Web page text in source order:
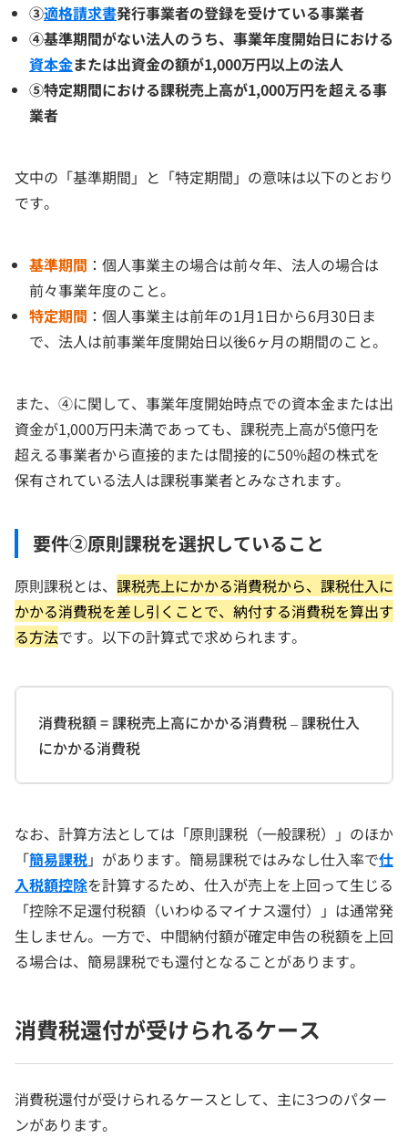
③適格請求書発行事業者の登録を受けている事業者
④基準期間がない法人のうち、事業年度開始日における
資本金または出資金の額が1,000万円以上の法人
⑤特定期間における課税売上高が1,000万円を超える事
業者
文中の「基準期間」と「特定期間」の意味は以下のとおり
です。
基準期間 ：個人事業主の場合は前々年、法人の場合は
前々事業年度のこと。
特定期間 ：個人事業主は前年の1月1日から6月30日ま
で、法人は前事業年度開始日以後6ヶ月の期間のこと。
また、④に関して、事業年度開始時点での資本金または出
資金が1,000万円未満であっても、課税売上高が5億円を
超える事業者から直接的または間接的に50%超の株式を
保有されている法人は課税事業者とみなされます。
要件②原則課税を選択していること
原則課税とは、 課税売上にかかる消費税から、課税仕入に
かかる消費税を差し引くことで、納付する消費税を算出す
る方法です。以下の計算式で求められます。
消費税額 = 課税売上高にかかる消費税 – 課税仕入
にかかる消費税
なお、計算方法としては「原則課税（一般課税）」のほか
「簡易課税」があります。簡易課税ではみなし仕入率で仕
入税額控除を計算するため、仕入が売上を上回って生じる
「控除不足還付税額（いわゆるマイナス還付）」は通常発
生しません。一方で、中間納付額が確定申告の税額を上回
る場合は、簡易課税でも還付となることがあります。
消費税還付が受けられるケース
消費税還付が受けられるケースとして、主に3つのパター
ンがあります。